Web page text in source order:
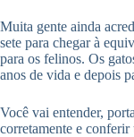
Muita gente ainda
sete para chegar à
para os felinos. Os
anos de vida e depois
Você vai entender,
corretamente e conferir